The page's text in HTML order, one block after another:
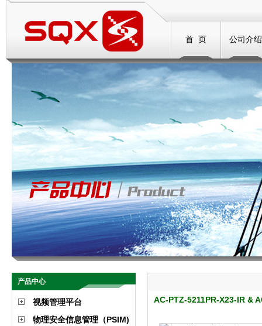
首 页 公司介绍
产品中心
视频管理平台
物理安全信息管理（PSIM)
AC-PTZ-5211PR-X23-IR &